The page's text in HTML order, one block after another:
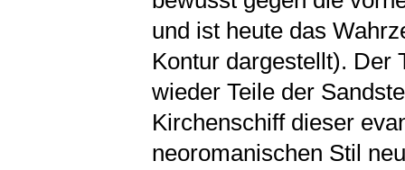
und ist heute das
Kontur dargestellt). Der
wieder Teile der
Kirchenschiff dieser
neoromanischen Stil